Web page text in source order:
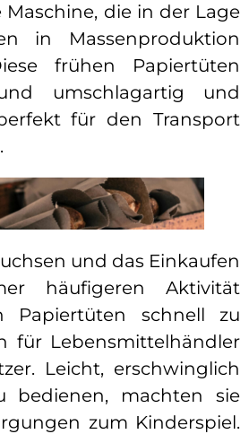
die in der Lage
in Massenproduktion
frühen Papiertüten
umschlagartig und
für den Transport
und das Einkaufen
häufigeren Aktivität
Papiertüten schnell zu
für Lebensmittelhändler
Leicht, erschwinglich
bedienen, machten sie
zum Kinderspiel.